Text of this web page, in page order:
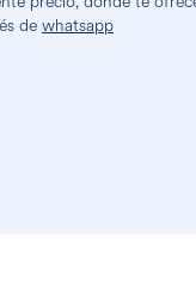
de whatsapp